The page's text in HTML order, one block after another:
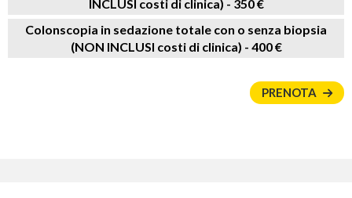
INCLUSI costi di clinica) - 350 €
Colonscopia in sedazione totale con o senza biopsia
(NON INCLUSI costi di clinica) - 400 €
PRENOTA